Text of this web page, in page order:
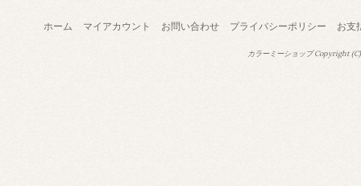
ホーム マイアカウント お問い合わせ プライバシーポリシー お支
カラーミーショップCopyright